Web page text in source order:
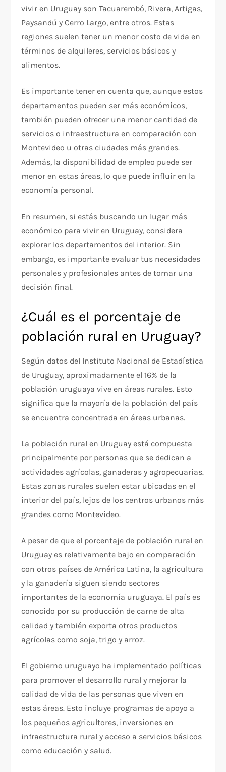
vivir en Uruguay son Tacuarembó, Rivera, Artigas,
Paysandú y Cerro Largo, entre otros. Estas
regiones suelen tener un menor costo de vida en
términos de alquileres, servicios básicos y
alimentos.
Es importante tener en cuenta que, aunque estos
departamentos pueden ser más económicos,
también pueden ofrecer una menor cantidad de
servicios o infraestructura en comparación con
Montevideo u otras ciudades más grandes.
Además, la disponibilidad de empleo puede ser
menor en estas áreas, lo que puede influir en la
economía personal.
En resumen, si estás buscando un lugar más
económico para vivir en Uruguay, considera
explorar los departamentos del interior. Sin
embargo, es importante evaluar tus necesidades
personales y profesionales antes de tomar una
decisión final.
¿Cuál es el porcentaje de
población rural en Uruguay?
Según datos del Instituto Nacional de Estadística
de Uruguay, aproximadamente el 16% de la
población uruguaya vive en áreas rurales. Esto
significa que la mayoría de la población del país
se encuentra concentrada en áreas urbanas.
La población rural en Uruguay está compuesta
principalmente por personas que se dedican a
actividades agrícolas, ganaderas y agropecuarias.
Estas zonas rurales suelen estar ubicadas en el
interior del país, lejos de los centros urbanos más
grandes como Montevideo.
A pesar de que el porcentaje de población rural en
Uruguay es relativamente bajo en comparación
con otros países de América Latina, la agricultura
y la ganadería siguen siendo sectores
importantes de la economía uruguaya. El país es
conocido por su producción de carne de alta
calidad y también exporta otros productos
agrícolas como soja, trigo y arroz.
El gobierno uruguayo ha implementado políticas
para promover el desarrollo rural y mejorar la
calidad de vida de las personas que viven en
estas áreas. Esto incluye programas de apoyo a
los pequeños agricultores, inversiones en
infraestructura rural y acceso a servicios básicos
como educación y salud.